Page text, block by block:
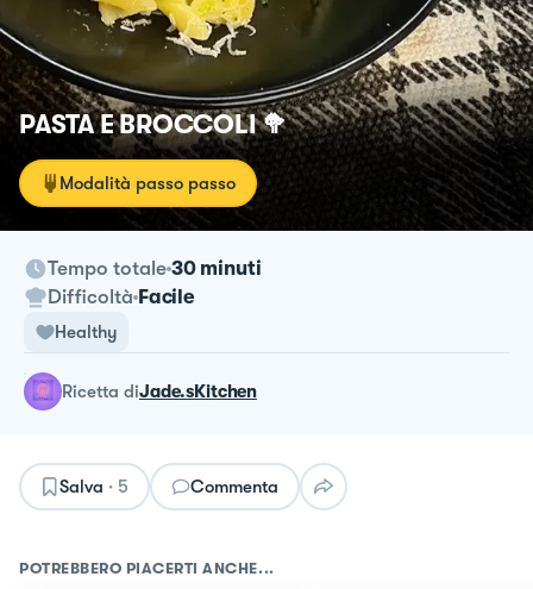
PASTA E BROCCOLI 🥦
Modalità passo passo
Tempo totale 30 minuti
Difficoltà Facile
Healthy
ricetta diJade.sKitchen
Salva · 5 Commenta
POTREBBERO PIACERTI ANCHE...